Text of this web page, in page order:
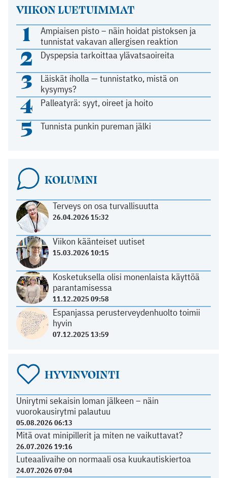
VIIKON LUETUIMMAT
1
Ampiaisen pisto – näin hoidat pistoksen ja
tunnistat vakavan allergisen reaktion
2 Dyspepsia tarkoittaa ylävatsaoireita
3
Läiskät iholla — tunnistatko, mistä on
kysymys?
4 Palleatyrä: syyt, oireet ja hoito
5 Tunnista punkin pureman jälki
KOLUMNI
Terveys on osa turvallisuutta
26.04.2026 15:32
Viikon käänteiset uutiset
15.03.2026 10:15
Kosketuksella olisi monenlaista käyttöä
parantamisessa
11.12.2025 09:58
Espanjassa perusterveydenhuolto toimii
hyvin
07.12.2025 13:59
HYVINVOINTI
Unirytmi sekaisin loman jälkeen – näin
vuorokausirytmi palautuu
05.08.2026 06:13
Mitä ovat minipillerit ja miten ne vaikuttavat?
26.07.2026 19:16
Luteaalivaihe on normaali osa kuukautiskiertoa
24.07.2026 07:04